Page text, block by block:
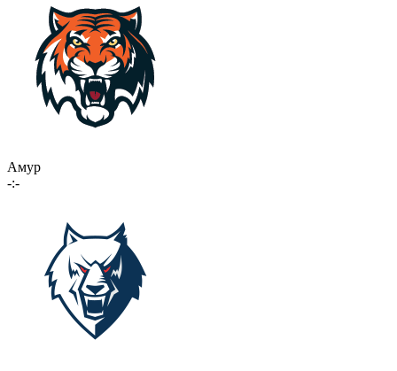
Амур
-:-